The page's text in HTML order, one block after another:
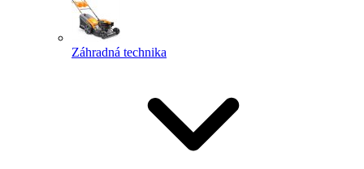
Záhradná technika